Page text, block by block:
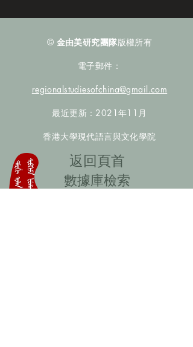
© 金由美研究團隊版權所有
電子郵件：
regionalstudiesofchina@gmail.com
最近更新：2021年11月
香港大學現代語言與文化學院
​返回頁首
數據庫檢索